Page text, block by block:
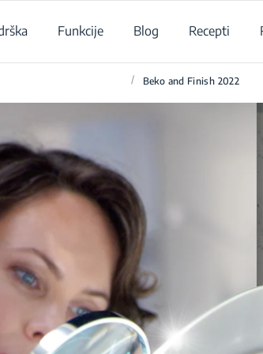
Funkcije Blog Recepti
/ Beko and Finish 2022